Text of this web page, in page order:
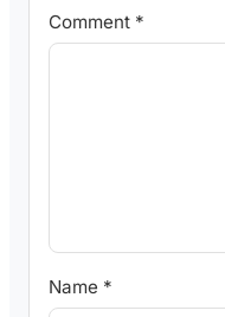
Comment *
Name *